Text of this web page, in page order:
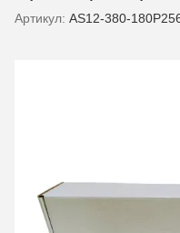
Артикул: AS12-380-